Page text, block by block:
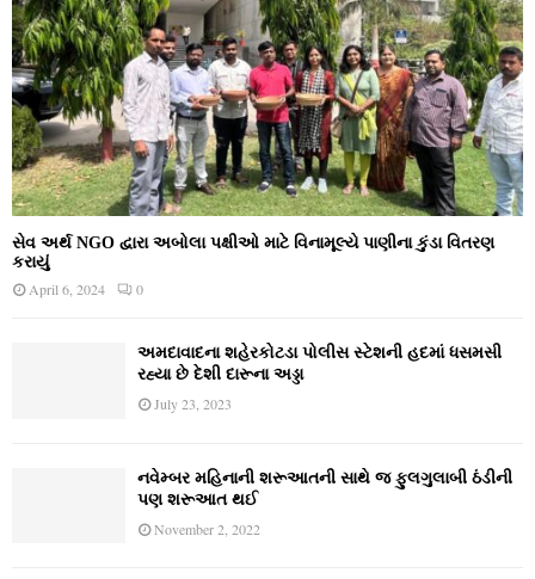
સેવ અર્થ NGO દ્વારા અબોલા પક્ષીઓ માટે વિનામૂલ્યે પાણીના કુંડા વિતરણ
કરાયું
April 6, 2024 0
અમદાવાદના શહેરકોટડા પોલીસ સ્ટેશની હદમાં ધસમસી
રહ્યા છે દેશી દારૂના અડ્ડા
July 23, 2023
નવેમ્‍બર મહિનાની શરૂઆતની સાથે જ ફુલગુલાબી ઠંડીની
પણ શરૂઆત થઈ
November 2, 2022